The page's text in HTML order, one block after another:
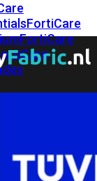
FortiCare
FortiCare